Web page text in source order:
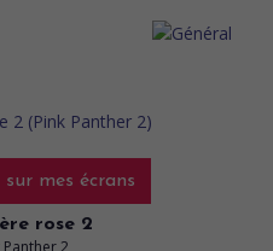
sur mes écrans
rose 2
Panther 2